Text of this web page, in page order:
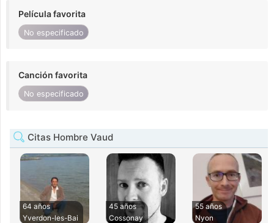
Película favorita
No especificado
Canción favorita
No especificado
Citas Hombre Vaud
64 años
Yverdon-les-Bai
45 años
Cossonay
55 años
Nyon